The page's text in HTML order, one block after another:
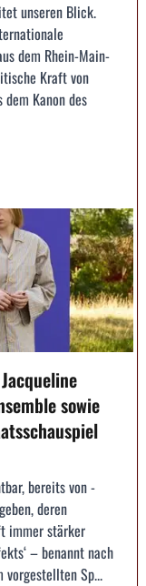
unseren Blick.
dem Rhein-Main-
Kraft von
Kanon des
sowie
bereits von
deren
immer stärker
– benannt nach
vorgestellten Sp...